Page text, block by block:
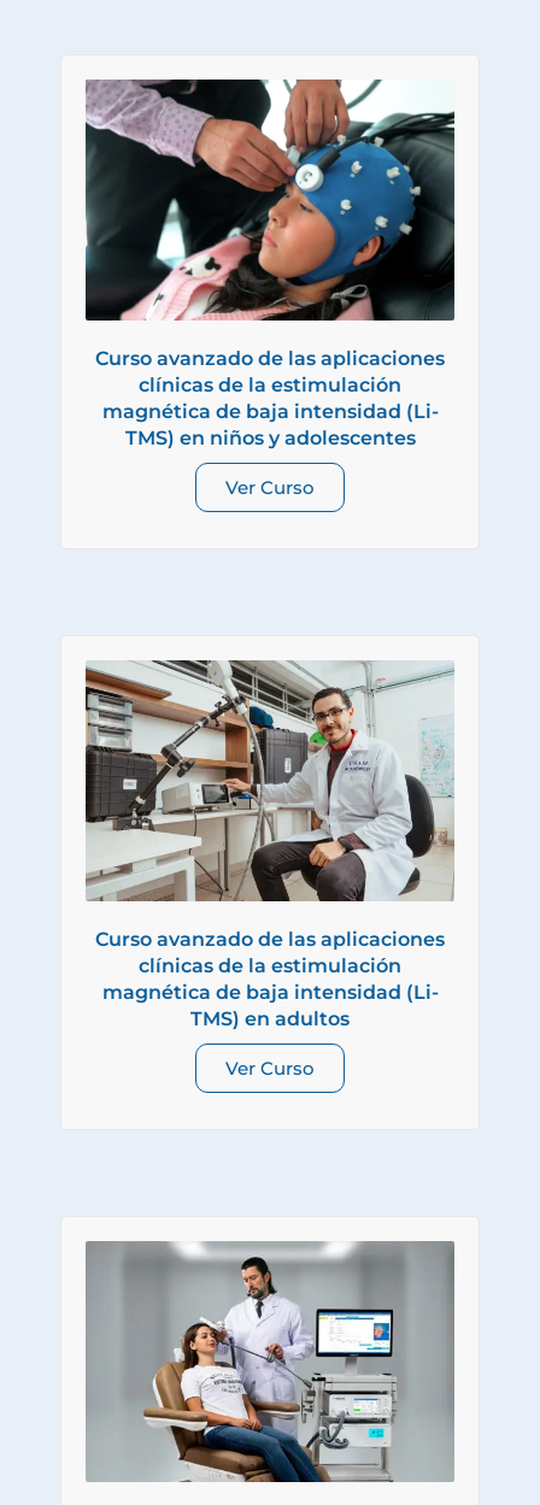
Curso avanzado de las aplicaciones
clínicas de la estimulación
magnética de baja intensidad (Li-
TMS) en niños y adolescentes
Ver Curso
Curso avanzado de las aplicaciones
clínicas de la estimulación
magnética de baja intensidad (Li-
TMS) en adultos
Ver Curso